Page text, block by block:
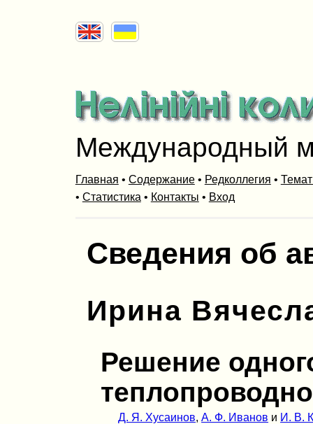
Международный
Главная • Содержание• Редколлегия •
• Статистика • Контакты • Вход
Сведения об
Ирина
Решение
Д. Я. Хусаинов,А. Ф. Иванов и И. В.